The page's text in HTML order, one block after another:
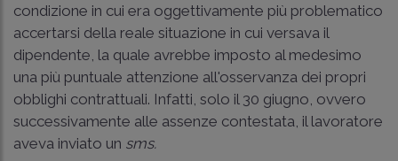
condizione in cui era oggettivamente più problematico
accertarsi della reale situazione in cui versava il
dipendente, la quale avrebbe imposto al medesimo
una più puntuale attenzione all'osservanza dei propri
obblighi contrattuali. Infatti, solo il 30 giugno, ovvero
successivamente alle assenze contestata, il lavoratore
aveva inviato un sms.